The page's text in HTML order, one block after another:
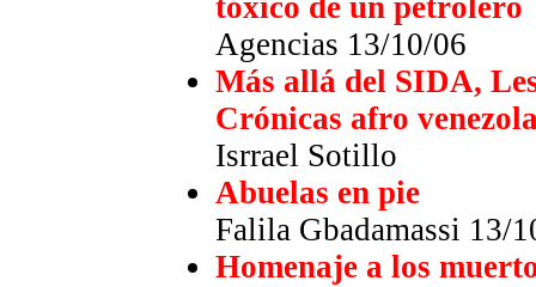
tóxico de un petrolero
Agencias 13/10/06
Más allá del SIDA,
Crónicas afro
Isrrael Sotillo
Abuelas en pie
Falila Gbadamassi 13/
Homenaje a los